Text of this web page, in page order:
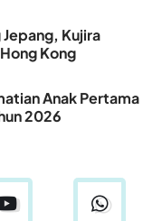
Kujira
Kong
Anak Pertama
2026